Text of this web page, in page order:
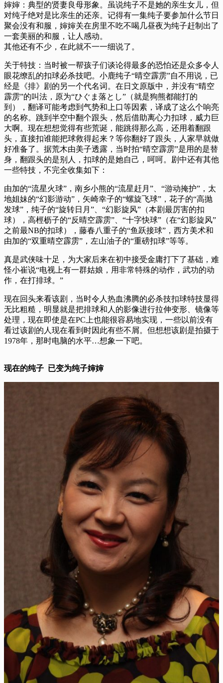
婶婶：典型的贤妻良母形象。虽说纯子不是她的亲生女儿，但
对纯子绝对是比亲生的还亲。记得有一集纯子要参加什么节日
聚会没有和服，婶婶关在房里不吃不喝几昼夜为纯子赶制出了
一套美丽的和服，让人感动。
其他还有不少，在此就不一一细说了。
关于特技：当时被一帮孩子们谈论得最多的恐怕还是众多令人
眼花缭乱的扣球必杀技吧。小鹿纯子“晴空霹雳”自不用说，已
经是《排》剧的另一个代名词。在日文原版中，并没有“晴空
霹雳”的叫法，原为“ひぐま落とし”（就是狗熊都能打的
到），翻译可能考虑到气势和上口等因素，译成了这么个响亮
的名称。跳到半空中翻个跟头，然后借助离心力扣球，威力巨
大啊。现在想想觉得有些荒诞，能跳得那么高，还用着翻跟
头，直接扣谁能把球救得起来？等你翻好了跟头，人家早就做
好准备了。据荒木由美子透露，当时拍“晴空霹雳”是用的是替
身，翻跟头的是别人，扣球的是她自己，呵呵。剧中还有其他
一些特技，不完全收集如下：
由加的“流星火球”，南乡小熊的“流星赶月”、“游动掩护”，太
地姐妹的“幻影游动”，矢崎幸子的“螺旋飞球”，花子的“高抛
发球”，纯子的“旋转日月”、“幻影旋风”（本剧最厉害的扣
球），高桱枥子的“反晴空霹雳”、“十字快球”（在“幻影旋风”
之前最NB的扣球），藤春八重子的“鱼跃接球”，西方美术和
由加的“双重晴空霹雳”，左山油子的“重磅扣球”等等。
真是武侠味十足，为大家后来在初中接受金庸打下了基础，难
怪小崔说“电视上有一群姑娘，用非常特殊的动作，武功的动
作，在打排球。”
现在回头来看该剧，当时令人热血沸腾的必杀技扣球特技显得
无比粗糙，明显就是把排球和人的影像进行拉伸变形、镜像等
处理，现在即使是在PC上也能很容易地实现，一些以前没有
看过该剧的人现在看到时因此有些不屑。但想想该剧是拍摄于
1978年，那时电脑的水平…想象一下吧。
现在的纯子 已变为纯子婶婶